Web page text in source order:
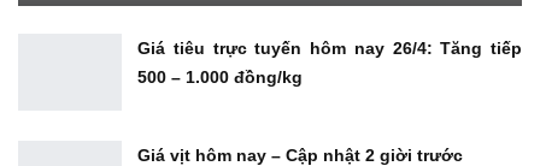
Giá tiêu trực tuyến hôm nay 26/4: Tăng tiếp
500 – 1.000 đồng/kg
Giá vịt hôm nay – Cập nhật 2 giời trước